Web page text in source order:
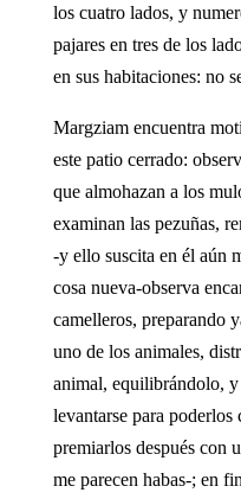
los cuatro lados, y
pajares en tres de los
en sus habitaciones: no
Margziam encuentra
este patio cerrado:
que almohazan a los
examinan las pezuñas,
-y ello suscita en él aún
cosa nueva-observa
camelleros, preparando
uno de los animales,
animal, equilibrándolo,
levantarse para poderlos
premiarlos después con
me parecen habas-; en